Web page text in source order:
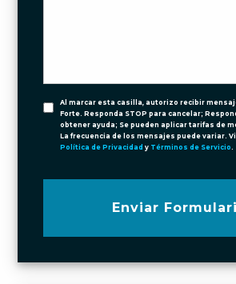
Al marcar esta casilla, autorizo recibir
Forte. Responda STOP para cancelar;
obtener ayuda; Se pueden aplicar tarifas de
La frecuencia de los mensajes puede variar.
Política de Privacidad y Términos de Servicio.
Enviar